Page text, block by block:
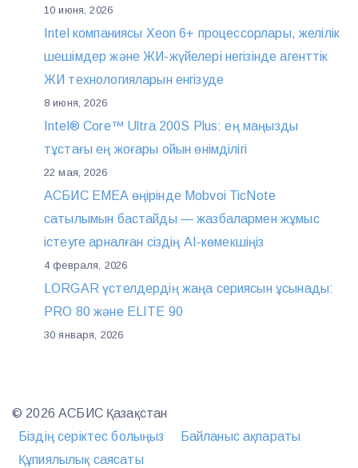
10 июня, 2026
Intel компаниясы Xeon 6+ процессорлары, желілік
шешімдер және ЖИ-жүйелері негізінде агенттік
ЖИ технологияларын енгізуде
8 июня, 2026
Intel® Core™ Ultra 200S Plus: ең маңызды
тұстағы ең жоғары ойын өнімділігі
22 мая, 2026
АСБИС EMEA өңірінде Mobvoi TicNote
сатылымын бастайды — жазбалармен жұмыс
істеуге арналған сіздің AI-көмекшіңіз
4 февраля, 2026
LORGAR үстелдердің жаңа сериясын ұсынады:
PRO 80 және ELITE 90
30 января, 2026
© 2026 АСБИС Қазақстан
Біздің серіктес болыңыз
Байланыс ақпараты
Құпиялылық саясаты